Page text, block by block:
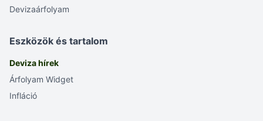
Devizaárfolyam
Eszközök és tartalom
Deviza hírek
Árfolyam Widget
Infláció